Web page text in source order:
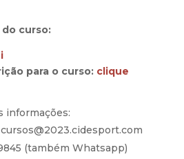
curso:
para o curso: clique
informações:
(também Whatsapp)